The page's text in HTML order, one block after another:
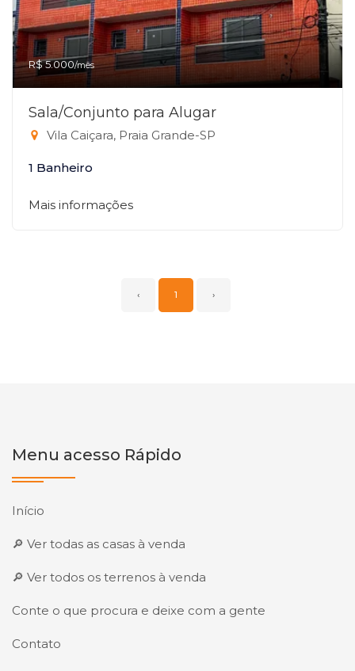
R$ 5.000/mês
Sala/Conjunto para Alugar
Vila Caiçara, Praia Grande-SP
1 Banheiro
Mais informações
‹ 1 ›
Menu acesso Rápido
Início
🔎 Ver todas as casas à venda
🔎 Ver todos os terrenos à venda
Conte o que procura e deixe com a gente
Contato